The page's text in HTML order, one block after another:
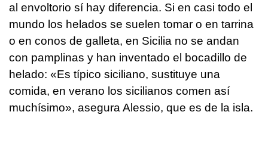
al envoltorio sí hay diferencia. Si en casi todo el
mundo los helados se suelen tomar o en tarrina
o en conos de galleta, en Sicilia no se andan
con pamplinas y han inventado el bocadillo de
helado: «Es típico siciliano, sustituye una
comida, en verano los sicilianos comen así
muchísimo», asegura Alessio, que es de la isla.